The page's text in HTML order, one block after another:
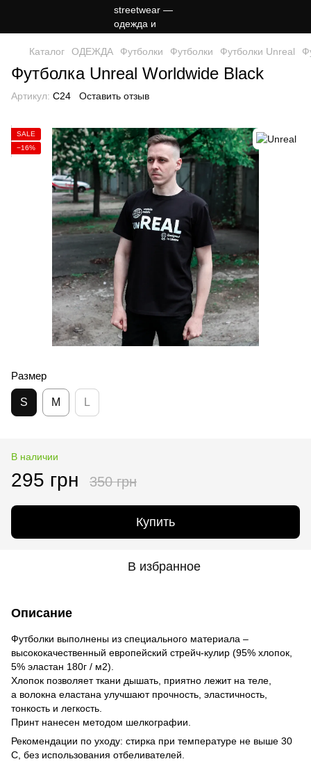
Каталог ОДЕЖДА Футболки Футболки Футболки Unreal
Футболка Unreal Worldwide Black
Артикул: C24 Оставить отзыв
SALE
−16%
Размер
S M L
В наличии
295 грн 350 грн
Купить
В избранное
Описание
Футболки выполнены из специального материала –
высококачественный европейский стрейч-кулир (95% хлопок,
5% эластан 180г / м2).
Хлопок позволяет ткани дышать, приятно лежит на теле,
а волокна еластана улучшают прочность, эластичность,
тонкость и легкость.
Принт нанесен методом шелкографии.
Рекомендации по уходу: стирка при температуре не выше 30
С, без использования отбеливателей.